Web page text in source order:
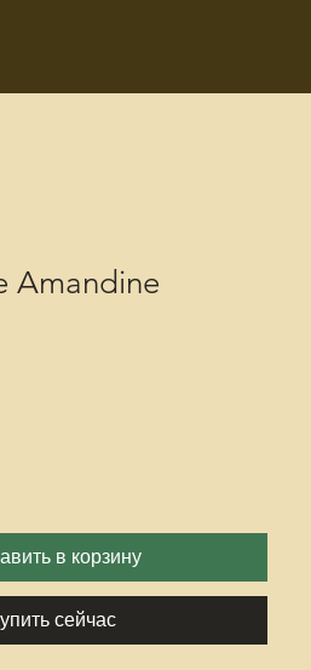
Amandine
в корзину
сейчас